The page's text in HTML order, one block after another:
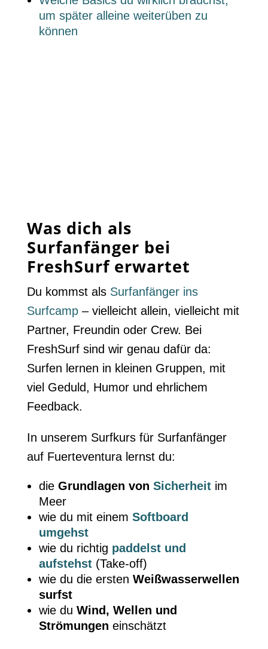
um später alleine weiterüben zu
können
Was dich als
Surfanfänger bei
FreshSurf erwartet
Du kommst als Surfanfänger ins
Surfcamp– vielleicht allein, vielleicht mit
Partner, Freundin oder Crew. Bei
FreshSurf sind wir genau dafür da:
Surfen lernen in kleinen Gruppen, mit
viel Geduld, Humor und ehrlichem
Feedback.
In unserem Surfkurs für Surfanfänger
auf Fuerteventura lernst du:
die Grundlagen von Sicherheitim
Meer
wie du mit einem Softboard
umgehst
wie du richtig paddelst und
aufstehst(Take-off)
wie du die ersten Weißwasserwellen
surfst
wie du Wind, Wellen und
Strömungen einschätzt